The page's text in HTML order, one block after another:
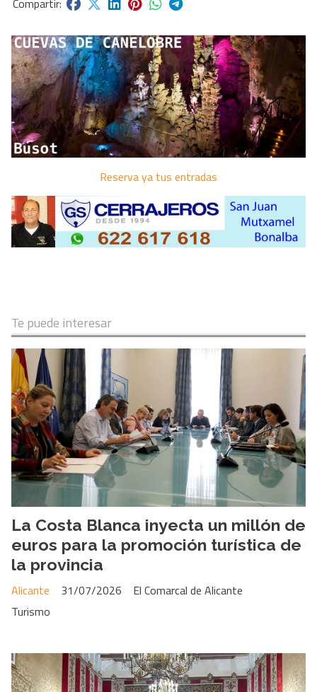
Reserva ya tus entradas
Te puede interesar
La Costa Blanca inyecta un millón de
euros para la promoción turística de
la provincia
El Comarcal de Alicante
Alicante
31/07/2026
Turismo